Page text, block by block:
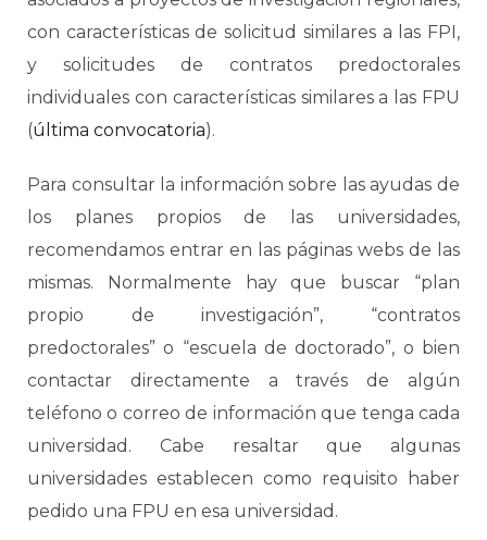
con características de solicitud similares a las FPI,
y solicitudes de contratos predoctorales
individuales con características similares a las FPU
(última convocatoria).
Para consultar la información sobre las ayudas de
los planes propios de las universidades,
recomendamos entrar en las páginas webs de las
mismas. Normalmente hay que buscar “plan
propio de investigación”, “contratos
predoctorales” o “escuela de doctorado”, o bien
contactar directamente a través de algún
teléfono o correo de información que tenga cada
universidad. Cabe resaltar que algunas
universidades establecen como requisito haber
pedido una FPU en esa universidad.